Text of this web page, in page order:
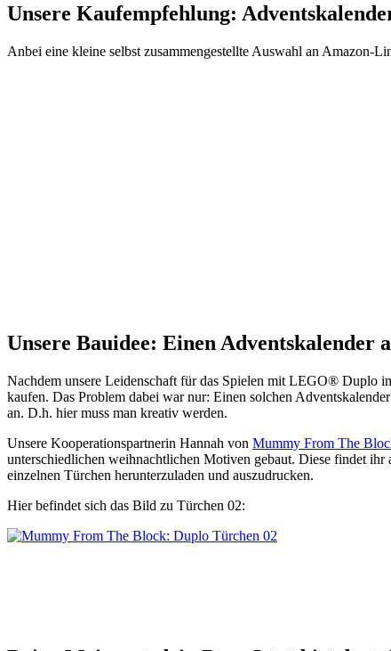
Unsere Kaufempfehlung:
Anbei eine kleine selbst zusammengestellte Auswahl an Amazon-
Unsere Bauidee: Einen Adventskalender
Nachdem unsere Leidenschaft für das Spielen mit LEGO® Duplo
kaufen. Das Problem dabei war nur: Einen solchen
an. D.h. hier muss man kreativ werden.
Unsere Kooperationspartnerin Hannah von Mummy From The
unterschiedlichen weihnachtlichen Motiven gebaut. Diese findet ihr
einzelnen Türchen herunterzuladen und auszudrucken.
Hier befindet sich das Bild zu Türchen 02: